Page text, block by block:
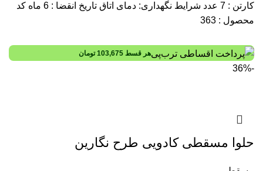
کارتن : 7 عدد شرایط نگهداری: دمای اتاق تاریخ انقضا : 6 ماه کد
محصول : 363
هر قسط 103,675 تومان
-36%
حلوا مسقطی کادویی طرح نگارین